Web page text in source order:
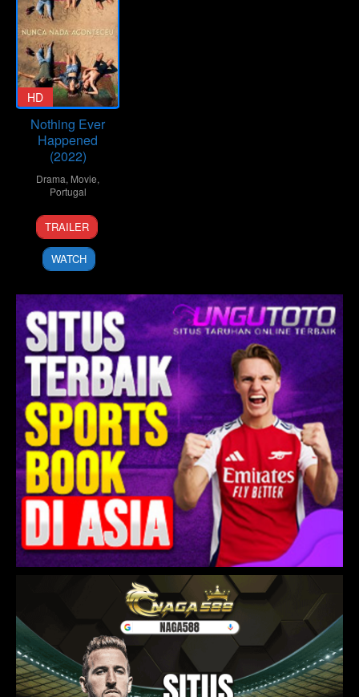
HD
Nothing Ever
Happened
(2022)
Drama, Movie,
Portugal
29
Sep
2022
Gonçalo
Galvão
Teles
TRAILER
WATCH